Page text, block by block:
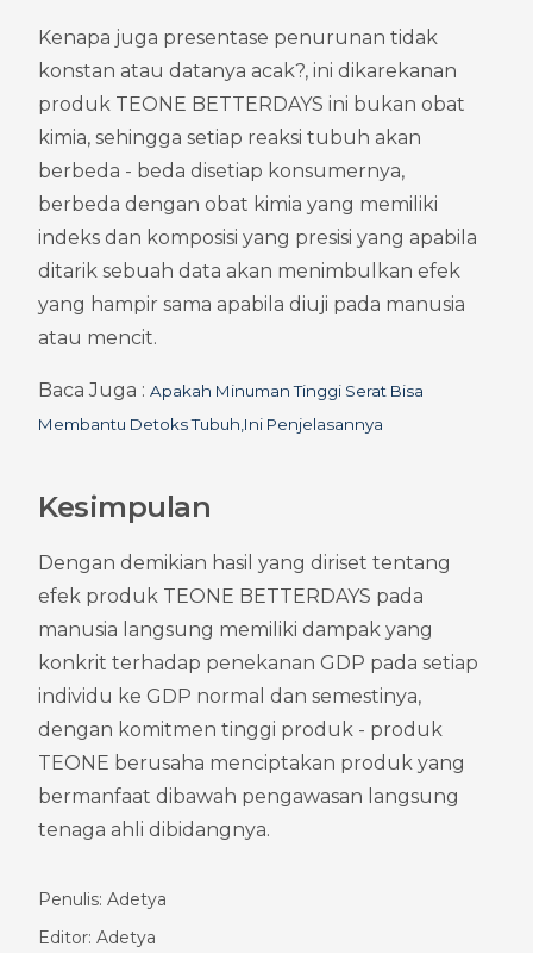
Kenapa juga presentase penurunan tidak
konstan atau datanya acak?, ini dikarekanan
produk TEONE BETTERDAYS ini bukan obat
kimia, sehingga setiap reaksi tubuh akan
berbeda - beda disetiap konsumernya,
berbeda dengan obat kimia yang memiliki
indeks dan komposisi yang presisi yang apabila
ditarik sebuah data akan menimbulkan efek
yang hampir sama apabila diuji pada manusia
atau mencit.
Baca Juga : Apakah Minuman Tinggi Serat Bisa
Membantu Detoks Tubuh,Ini Penjelasannya
Kesimpulan
Dengan demikian hasil yang diriset tentang
efek produk TEONE BETTERDAYS pada
manusia langsung memiliki dampak yang
konkrit terhadap penekanan GDP pada setiap
individu ke GDP normal dan semestinya,
dengan komitmen tinggi produk - produk
TEONE berusaha menciptakan produk yang
bermanfaat dibawah pengawasan langsung
tenaga ahli dibidangnya.
Penulis: Adetya
Editor: Adetya